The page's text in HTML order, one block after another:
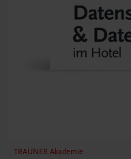
TRAUNER Akademie